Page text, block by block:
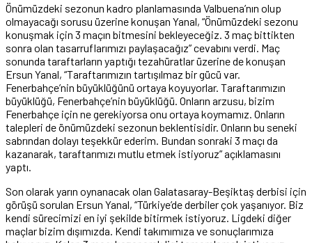
Önümüzdeki sezonun kadro planlamasında Valbuena’nın olup
olmayacağı sorusu üzerine konuşan Yanal, “Önümüzdeki sezonu
konuşmak için 3 maçın bitmesini bekleyeceğiz. 3 maç bittikten
sonra olan tasarruflarımızı paylaşacağız” cevabını verdi. Maç
sonunda taraftarların yaptığı tezahüratlar üzerine de konuşan
Ersun Yanal, “Taraftarımızın tartışılmaz bir gücü var.
Fenerbahçe’nin büyüklüğünü ortaya koyuyorlar. Taraftarımızın
büyüklüğü, Fenerbahçe’nin büyüklüğü. Onların arzusu, bizim
Fenerbahçe için ne gerekiyorsa onu ortaya koymamız. Onların
talepleri de önümüzdeki sezonun beklentisidir. Onların bu seneki
sabrından dolayı teşekkür ederim. Bundan sonraki 3 maçı da
kazanarak, taraftarımızı mutlu etmek istiyoruz” açıklamasını
yaptı.
Son olarak yarın oynanacak olan Galatasaray-Beşiktaş derbisi için
görüşü sorulan Ersun Yanal, “Türkiye’de derbiler çok yaşanıyor. Biz
kendi sürecimizi en iyi şekilde bitirmek istiyoruz. Ligdeki diğer
maçlar bizim dışımızda. Kendi takımımıza ve sonuçlarımıza